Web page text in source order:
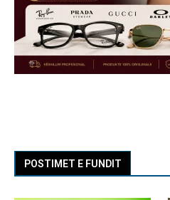
POSTIMET E FUNDIT